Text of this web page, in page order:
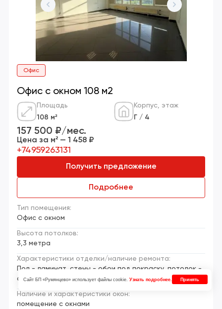
Офис
Офис с окном 108 м2
Площадь
108 м²
Корпус, этаж
Г / 4
Тип помещения:
Офис с окном
Высота потолков:
3,3 метра
Характеристики отделки/наличие ремонта:
Пол - ламинат, стены - обои под покраску, потолок -
армстронг
Наличие и характеристики окон:
помещение с окнами
157 500 ₽/мес.
Цена за м² — 1 458 ₽
+74959263131
Получить предложение
Подробнее
Сайт БП «Румянцево» использует файлы cookie. Узнать подробнее. Принять